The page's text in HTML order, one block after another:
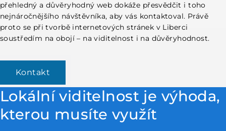
přehledný a důvěryhodný web dokáže přesvědčit i toho
nejnáročnějšího návštěvníka, aby vás kontaktoval. Právě
proto se při tvorbě internetových stránek v Liberci
soustředím na obojí – na viditelnost i na důvěryhodnost.
Kontakt
Lokální viditelnost je výhoda,
kterou musíte využít